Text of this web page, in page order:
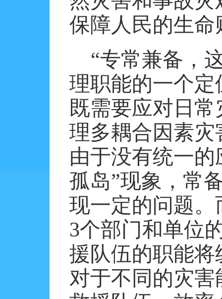
保障人民的生
“专常兼备，
理职能的一个
既需要应对日
理多耦合因素
由于没有统一
孤岛”现象，常
现一定的问题
3个部门和单位
援队伍的职能
对于不同的灾